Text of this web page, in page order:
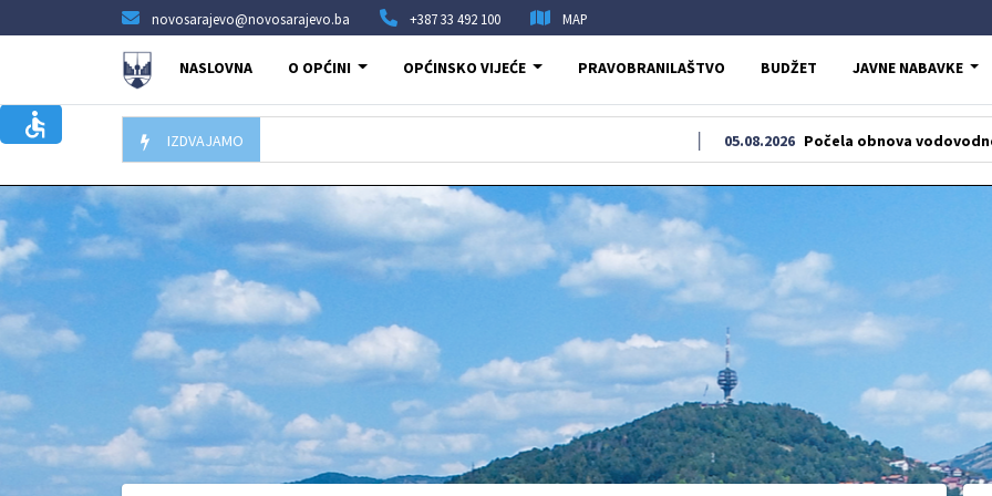
novosarajevo@novosarajevo.ba +387 33 492 100 MAP
NASLOVNA O OPĆINI OPĆINSKO VIJEĆE PRAVOBRANILAŠTVO BUDŽET JAVNE NABAVKE
IZDVAJAMO Počela obnova vodovodne i